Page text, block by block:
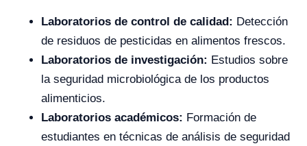
Laboratorios de control de calidad: Detección
de residuos de pesticidas en alimentos frescos.
Laboratorios de investigación: Estudios sobre
la seguridad microbiológica de los productos
alimenticios.
Laboratorios académicos: Formación de
estudiantes en técnicas de análisis de seguridad